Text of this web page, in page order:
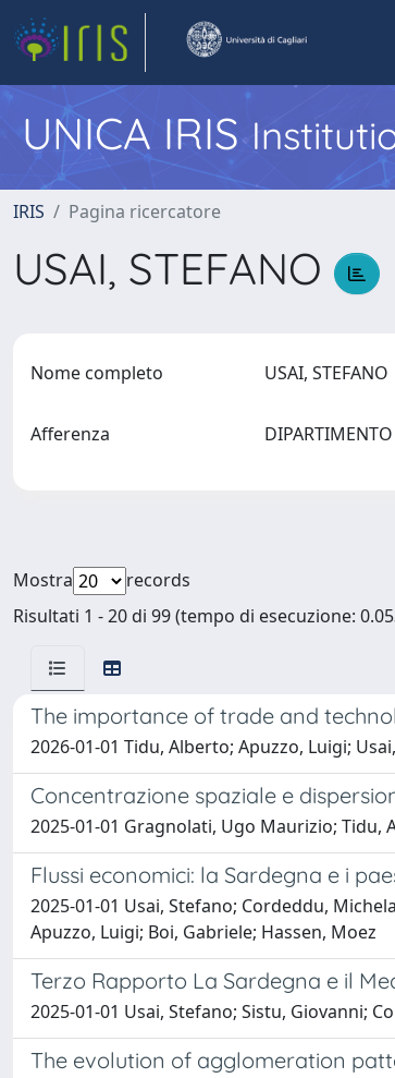
UNICA IRIS
IRIS Pagina ricercatore
USAI, STEFANO
Nome completo USAI, STEFANO
Afferenza
Mostra
records
Risultati 1 - 20 di 99 (tempo di esecuzione:
The importance of trade and
2026-01-01 Tidu, Alberto; Apuzzo, Luigi;
Concentrazione spaziale e
2025-01-01 Gragnolati, Ugo Maurizio; Tidu,
Flussi economici: la Sardegna e i
2025-01-01 Usai, Stefano; Cordeddu,
Apuzzo, Luigi; Boi, Gabriele; Hassen, Moez
Terzo Rapporto La Sardegna e il
2025-01-01 Usai, Stefano; Sistu, Giovanni;
The evolution of agglomeration